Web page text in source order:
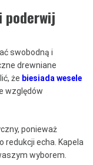
poderwij
swobodną i
drewniane
że biesiada wesele
względów
ponieważ
redukcji echa. Kapela
wyborem.